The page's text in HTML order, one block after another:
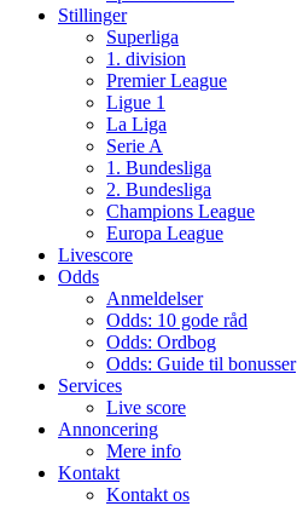
Stillinger
Superliga
1. division
Premier League
Ligue 1
La Liga
Serie A
1. Bundesliga
2. Bundesliga
Champions League
Europa League
Livescore
Odds
Anmeldelser
Odds: 10 gode råd
Odds: Ordbog
Odds: Guide til bonusser
Services
Live score
Annoncering
Mere info
Kontakt
Kontakt os